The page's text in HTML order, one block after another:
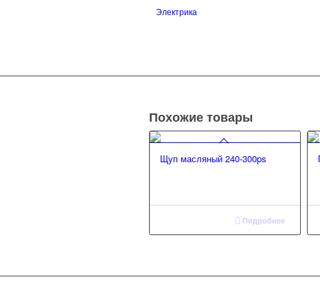
Электрика
Похожие товары
Щуп масляный 240-300ps
Подробнее